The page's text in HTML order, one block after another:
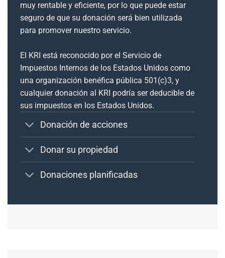
muy rentable y eficiente, por lo que puede estar
seguro de que su donación será bien utilizada
para promover nuestro servicio.
El KRI está reconocido por el Servicio de
Impuestos Internos de los Estados Unidos como
una organización benéfica pública 501(c)3, y
cualquier donación al KRI podría ser deducible de
sus impuestos en los Estados Unidos.
Donación de acciones
Donar su propiedad
Donaciones planificadas